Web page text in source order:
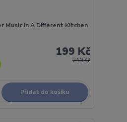
Music In A Different Kitchen
249 Kč
199 Kč
Přidat do košíku